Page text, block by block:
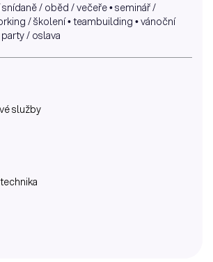
/ oběd / večeře • seminář /
/ školení • teambuilding • vánoční
/ oslava
služby